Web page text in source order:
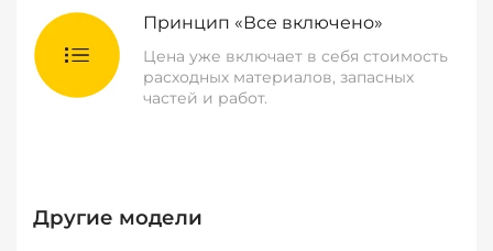
Принцип «Все включено»
Цена уже включает в себя стоимость
расходных материалов, запасных
частей и работ.
Другие модели